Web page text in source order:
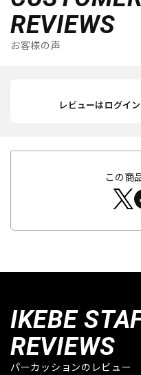
REVIEWS
お客様の声
レビューはログイ
この商
IKEBE
REVIEWS
パーカッションのレビュー